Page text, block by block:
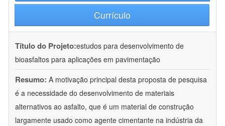
Currículo
Título do Projeto:estudos para desenvolvimento de
bioasfaltos para aplicações em pavimentação
Resumo: A motivação principal desta proposta de pesquisa
é a necessidade do desenvolvimento de materiais
alternativos ao asfalto, que é um material de construção
largamente usado como agente cimentante na indústria da